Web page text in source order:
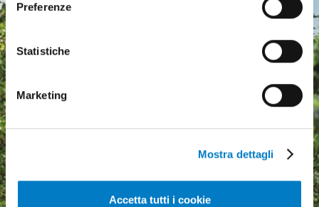
Preferenze
Statistiche
Marketing
Mostra dettagli
Accetta tutti i cookie